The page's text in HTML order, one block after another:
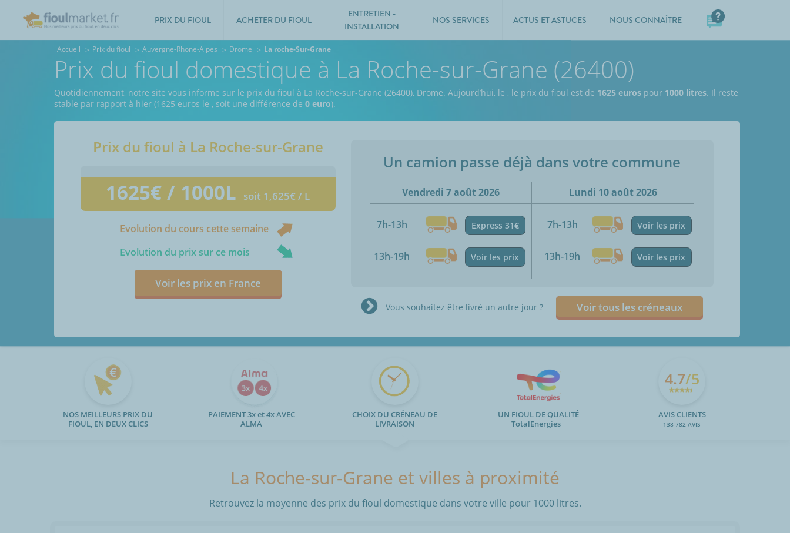
PRIX DU FIOUL ACHETER DU FIOUL
ENTRETIEN -
INSTALLATION
NOS SERVICES ACTUS ET ASTUCES NOUS CONNAÎTRE
Accueil Prix du fioul Auvergne-Rhone-Alpes Drome La roche-Sur-Grane
Prix du fioul domestique à La Roche-sur-Grane (26400)
Quotidiennement, notre site vous informe sur le prix du fioul à La Roche-sur-Grane (26400), Drome. Aujourd’hui, le , le prix du fioul est de 1625 euros pour 1000 litres. Il reste
stable par rapport à hier (1625 euros le , soit une différence de 0 euro).
Prix du fioul à La Roche-sur-Grane
1625€ / 1000L soit 1,625€ / L
Evolution du cours cette semaine
Evolution du prix sur ce mois
Voir les prix en France
Un camion passe déjà dans votre commune
Vendredi 7 août 2026
7h-13h Express 31€
13h-19h Voir les prix
Lundi 10 août 2026
7h-13h Voir les prix
13h-19h Voir les prix
Vous souhaitez être livré un autre jour ? Voir tous les créneaux
NOS MEILLEURS PRIX DU
FIOUL, EN DEUX CLICS
PAIEMENT 3x et 4x AVEC
ALMA
CHOIX DU CRÉNEAU DE
LIVRAISON
UN FIOUL DE QUALITÉ
TotalEnergies
4.7/5
AVIS CLIENTS
138 782 AVIS
La Roche-sur-Grane et villes à proximité
Retrouvez la moyenne des prix du fioul domestique dans votre ville pour 1000 litres.